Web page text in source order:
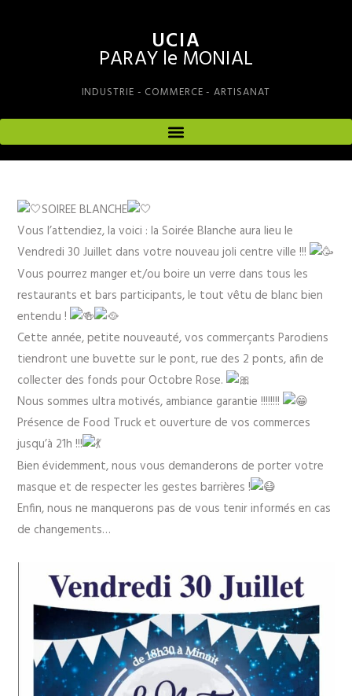
UCIA
PARAY le MONIAL
INDUSTRIE - COMMERCE - ARTISANAT
SOIREE BLANCHE
Vous l’attendiez, la voici : la Soirée Blanche aura lieu le
Vendredi 30 Juillet dans votre nouveau joli centre ville !!!
Vous pourrez manger et/ou boire un verre dans tous les
restaurants et bars participants, le tout vêtu de blanc bien
entendu !
Cette année, petite nouveauté, vos commerçants Parodiens
tiendront une buvette sur le pont, rue des 2 ponts, afin de
collecter des fonds pour Octobre Rose.
Nous sommes ultra motivés, ambiance garantie !!!!!!!!
Présence de Food Truck et ouverture de vos commerces
jusqu’à 21h !!!
Bien évidemment, nous vous demanderons de porter votre
masque et de respecter les gestes barrières !
Enfin, nous ne manquerons pas de vous tenir informés en cas
de changements…